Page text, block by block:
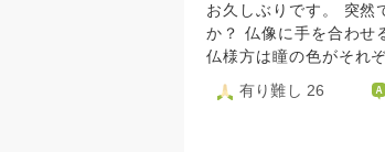
お久しぶりです。 突然
か？ 仏像に手を合わせ
仏様方は瞳の色がそれ
なのですが、仏様のお
金色と書いてありまし
有り難し 26